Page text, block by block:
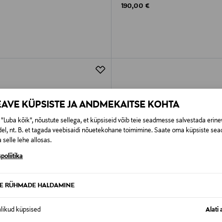
KÜPSISTE JA ANDMEKAITSE KOHTA
"Luba kõik", nõustute sellega, et küpsiseid võib teie seadmesse salvestada
nt. B. et tagada veebisaidi nõuetekohane toimimine. Saate oma küpsiste
selle lehe allosas.
RÜHMADE HALDAMINE
küpsised Alati
Original Price
190,00 €